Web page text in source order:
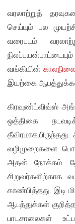
வரலாற்றுத்
செய்யும் பல
வரைபடம்
வங்கியின்
இயற்கை
கிரவுண்ட்விவ்ஸ்
ஒத்திகை
வழிமுறைகளை
அதன் நோக்கம்.
சிறுவர்களிற்காக
காண்பித்தது. இடி
ஆபத்துக்கள்
பாடசாலைகள்